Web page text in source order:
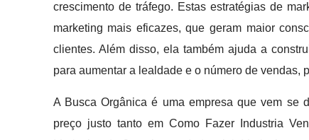
crescimento de tráfego. Estas estratégias de
marketing mais eficazes, que geram maior
clientes. Além disso, ela também ajuda a
para aumentar a lealdade e o número de vendas,
A Busca Orgânica é uma empresa que vem se
preço justo tanto em Como Fazer Industria